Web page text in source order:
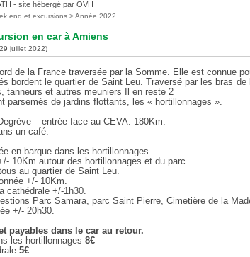
- site hébergé par OVH
end et excursions >Année 2022
en car à Amiens
juillet 2022)
de la France traversée par la Somme. Elle est connue
bordent le quartier de Saint Leu. Traversé par les bras
tanneurs et autres meuniers Il en reste 2
parsemés de jardins flottants, les « hortillonnages ».
– entrée face au CEVA. 180Km.
un café.
en barque dans les hortillonnages
10Km autour des hortillonnages et du parc
au quartier de Saint Leu.
+/- 10Km.
cathédrale +/-1h30.
Parc Samara, parc Saint Pierre, Cimetière de la
+/- 20h30.
payables dans le car au retour.
les hortillonnages8€
5€